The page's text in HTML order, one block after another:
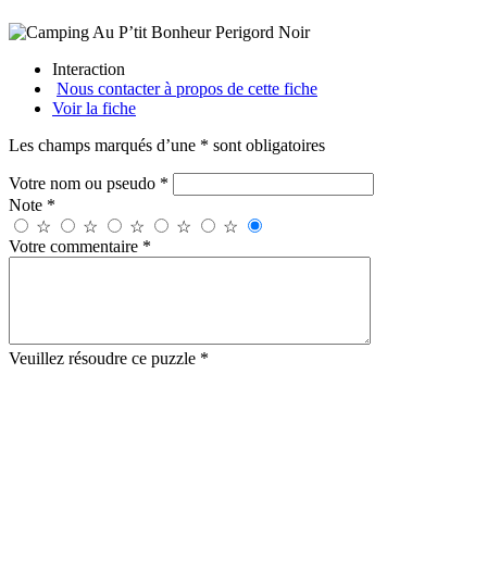
Interaction
Nous contacter à propos de cette fiche
Voir la fiche
Les champs marqués d’une * sont obligatoires
Votre nom ou pseudo *
Note *
☆
☆ ☆ ☆
☆
Votre commentaire *
Veuillez résoudre ce puzzle *